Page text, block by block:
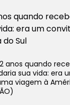
quando
era um
Sul
anos quando
sua vida: era
viagem à